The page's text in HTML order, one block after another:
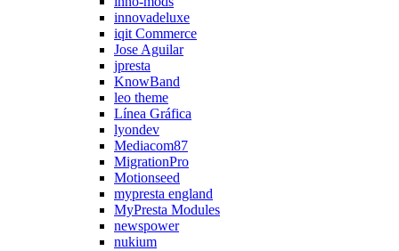
innovadeluxe
iqit Commerce
Jose Aguilar
jpresta
KnowBand
leo theme
Línea Gráfica
lyondev
Mediacom87
MigrationPro
Motionseed
mypresta england
MyPresta Modules
newspower
nukium